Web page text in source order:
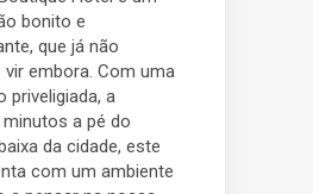
bonito e
que já não
embora. Com uma
priveligiada, a
a pé do
da cidade, este
com um ambiente